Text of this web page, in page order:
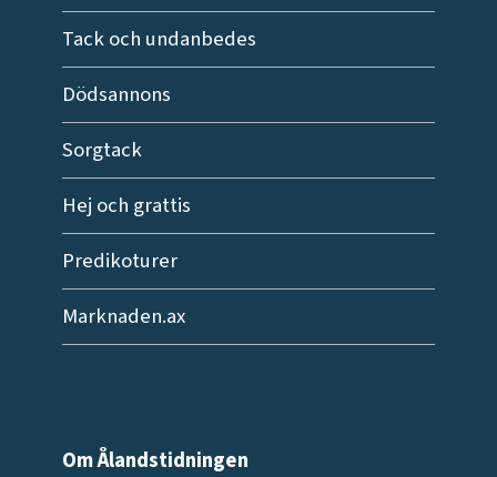
Tack och undanbedes
Dödsannons
Sorgtack
Hej och grattis
Predikoturer
Marknaden.ax
Om Ålandstidningen